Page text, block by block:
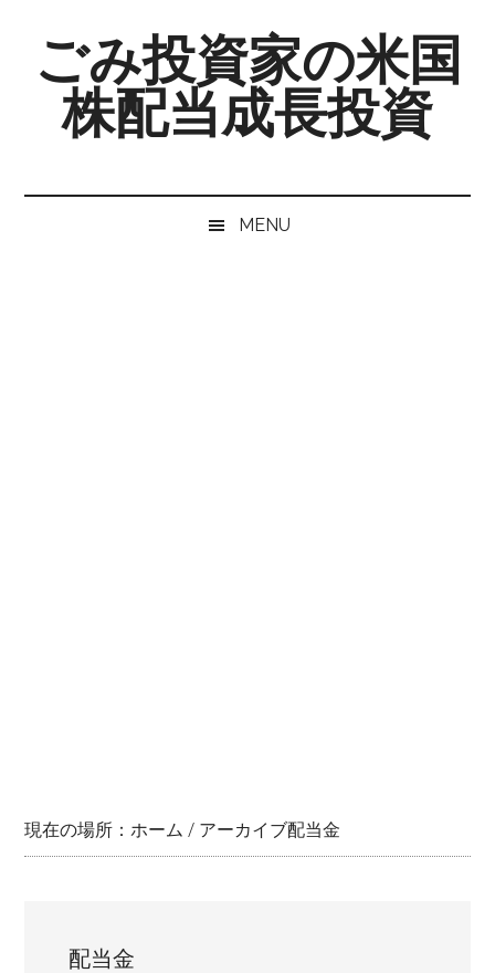
secondary
primaryごみ投資家の米国
株配当成長投資
MENU
現在の場所：ホーム / アーカイブ配当金
配当金